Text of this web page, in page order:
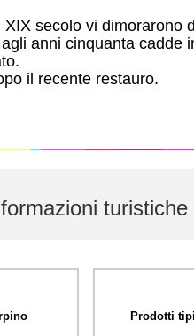
secolo vi dimorarono
anni cinquanta cadde
il recente restauro.
turistiche
Prodotti